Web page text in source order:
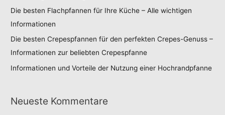
Die besten Flachpfannen für Ihre Küche – Alle wichtigen
Informationen
Die besten Crepespfannen für den perfekten Crepes-Genuss –
Informationen zur beliebten Crepespfanne
Informationen und Vorteile der Nutzung einer Hochrandpfanne
Neueste Kommentare